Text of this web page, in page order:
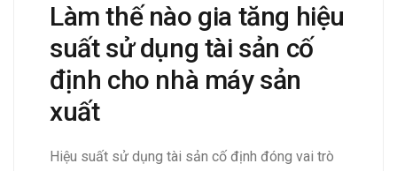
Làm thế nào gia tăng hiệu
suất sử dụng tài sản cố
định cho nhà máy sản
xuất
Hiệu suất sử dụng tài sản cố định đóng vai trò